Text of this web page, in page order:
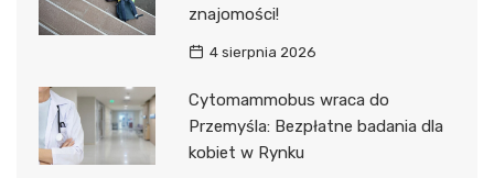
znajomości!
4 sierpnia 2026
Cytomammobus wraca do
Przemyśla: Bezpłatne badania dla
kobiet w Rynku